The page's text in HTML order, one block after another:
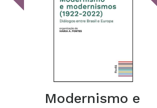
Modernismo e